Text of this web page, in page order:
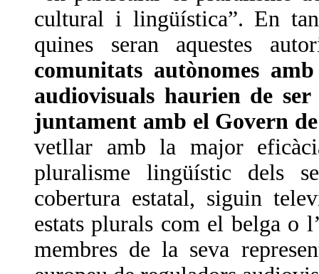
cultural i lingüística”. En
quines seran aquestes
comunitats autònomes
audiovisuals haurien de ser
juntament amb el Govern
vetllar amb la major
pluralisme lingüístic dels
cobertura estatal, siguin
estats plurals com el belga o
membres de la seva